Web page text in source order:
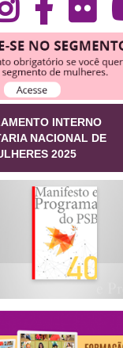
INTERNO
NACIONAL DE
2025